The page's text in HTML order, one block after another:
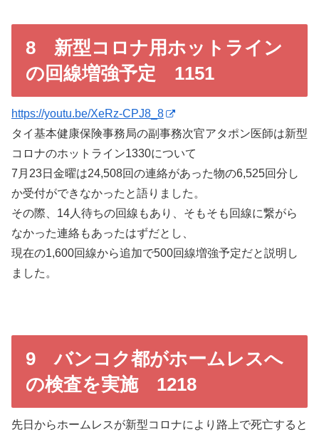
8 新型コロナ用ホットライン
の回線増強予定 1151
https://youtu.be/XeRz-CPJ8_8
タイ基本健康保険事務局の副事務次官アタポン医師は新型
コロナのホットライン1330について
7月23日金曜は24,508回の連絡があった物の6,525回分し
か受付ができなかったと語りました。
その際、14人待ちの回線もあり、そもそも回線に繋がら
なかった連絡もあったはずだとし、
現在の1,600回線から追加で500回線増強予定だと説明し
ました。
9 バンコク都がホームレスへ
の検査を実施 1218
先日からホームレスが新型コロナにより路上で死亡すると